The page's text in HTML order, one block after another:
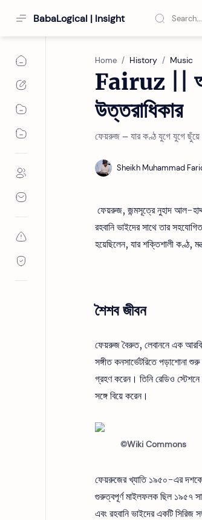
BabaLogical | Insight
Home History Music
Fairuz || আরব
উত্তরাধিকার
ফেয়রুজ – যার কণ্ঠ যুগে যুগে ছুঁয়ে
ফেয়রুজ, জন্মসূত্রে নুহাদ আল-
রহবানি ভাইদের সাথে তার
হয়েছিলেন, যার শক্তিশালী কণ্ঠ,
শৈশব জীবন
ফেয়রুজ বৈরুত, লেবাননে এক আরবি
সঙ্গীত কনসার্ভেটরিতে
গ্রহণ করেন। তিনি রেডিও
সঙ্গে বিয়ে করেন।
©Wiki Commons
ফেয়রুজের খ্যাতি ১৯৫০-এর দশকে
গুরুত্বপূর্ণ মাইলফলক ছিল ১৯৫৭
এবং রহবানি ভাইদের একটি সিরিজ